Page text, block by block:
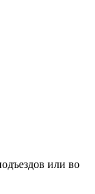
или во